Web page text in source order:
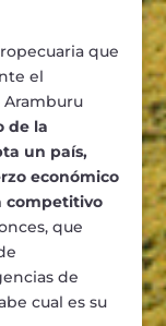
que
el
de la
un país,
económico
competitivo
que
de
cual es su